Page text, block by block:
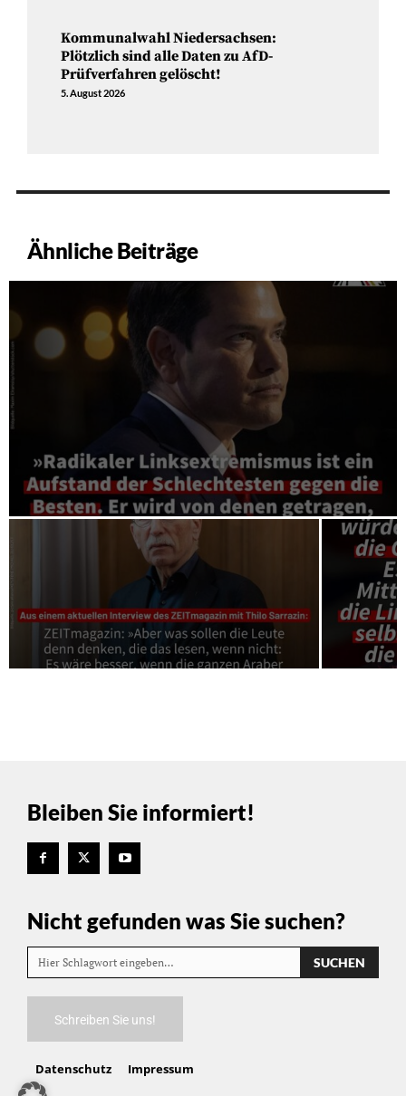
Kommunalwahl Niedersachsen:
Plötzlich sind alle Daten zu AfD-
Prüfverfahren gelöscht!
5. August 2026
Ähnliche Beiträge
Bleiben Sie informiert!
Nicht gefunden was Sie suchen?
Hier Schlagwort eingeben… SUCHEN
Schreiben Sie uns!
Datenschutz Impressum